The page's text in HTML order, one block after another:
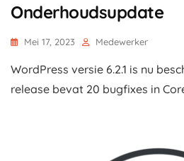
Onderhoudsupdate
Mei 17, 2023 Medewerker
WordPress versie 6.2.1 is nu
release bevat 20 bugfixes in